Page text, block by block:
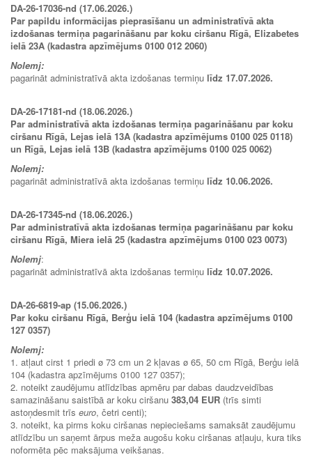
DA-26-17036-nd (17.06.2026.)
Par papildu informācijas pieprasīšanu un administratīvā akta
izdošanas termiņa pagarināšanu par koku ciršanu Rīgā, Elizabetes
ielā 23A (kadastra apzīmējums 0100 012 2060)
Nolemj:
pagarināt administratīvā akta izdošanas termiņu līdz 17.07.2026.
DA-26-17181-nd (18.06.2026.)
Par administratīvā akta izdošanas termiņa pagarināšanu par koku
ciršanu Rīgā, Lejas ielā 13A (kadastra apzīmējums 0100 025 0118)
un Rīgā, Lejas ielā 13B (kadastra apzīmējums 0100 025 0062)
Nolemj:
pagarināt administratīvā akta izdošanas termiņu līdz 10.06.2026.
DA-26-17345-nd (18.06.2026.)
Par administratīvā akta izdošanas termiņa pagarināšanu par koku
ciršanu Rīgā, Miera ielā 25 (kadastra apzīmējums 0100 023 0073)
Nolemj:
pagarināt administratīvā akta izdošanas termiņu līdz 10.07.2026.
DA-26-6819-ap (15.06.2026.)
Par koku ciršanu Rīgā, Berģu ielā 104 (kadastra apzīmējums 0100
127 0357)
Nolemj:
1. atļaut cirst 1 priedi ø 73 cm un 2 kļavas ø 65, 50 cm Rīgā, Berģu ielā
104 (kadastra apzīmējums 0100 127 0357);
2. noteikt zaudējumu atlīdzības apmēru par dabas daudzveidības
samazināšanu saistībā ar koku ciršanu 383,04 EUR (trīs simti
astoņdesmit trīs euro, četri centi);
3. noteikt, ka pirms koku ciršanas nepieciešams samaksāt zaudējumu
atlīdzību un saņemt ārpus meža augošu koku ciršanas atļauju, kura tiks
noformēta pēc maksājuma veikšanas.